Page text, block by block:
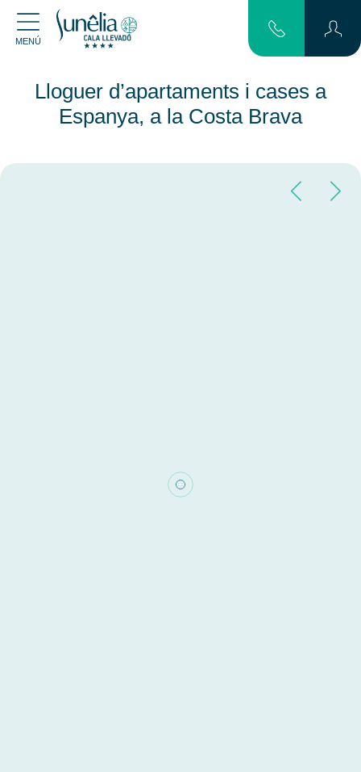
MENÚ
Lloguer d’apartaments i cases a
Espanya, a la Costa Brava